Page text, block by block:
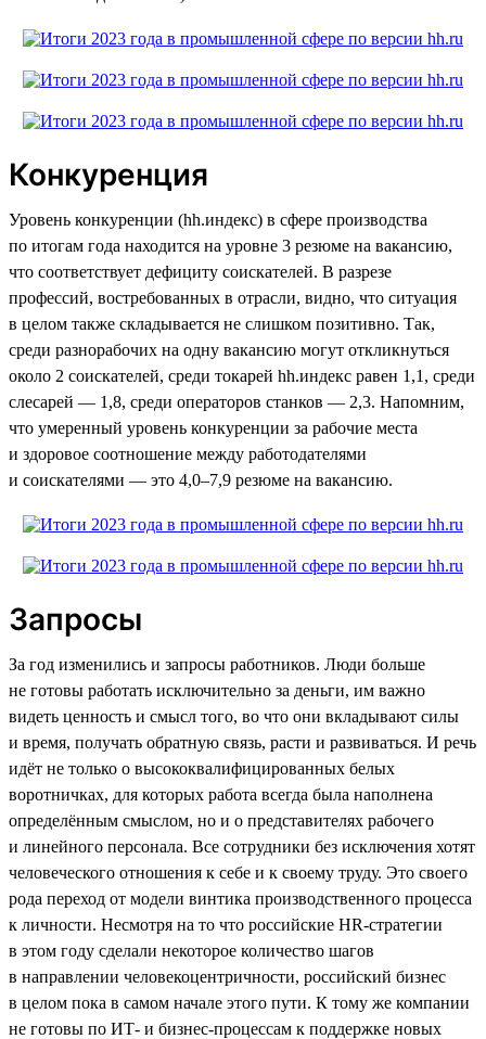
Конкуренция
Уровень конкуренции (hh.индекс) в сфере производства
по итогам года находится на уровне 3 резюме на вакансию,
что соответствует дефициту соискателей. В разрезе
профессий, востребованных в отрасли, видно, что ситуация
в целом также складывается не слишком позитивно. Так,
среди разнорабочих на одну вакансию могут откликнуться
около 2 соискателей, среди токарей hh.индекс равен 1,1, среди
слесарей — 1,8, среди операторов станков — 2,3. Напомним,
что умеренный уровень конкуренции за рабочие места
и здоровое соотношение между работодателями
и соискателями — это 4,0–7,9 резюме на вакансию.
Запросы
За год изменились и запросы работников. Люди больше
не готовы работать исключительно за деньги, им важно
видеть ценность и смысл того, во что они вкладывают силы
и время, получать обратную связь, расти и развиваться. И речь
идёт не только о высококвалифицированных белых
воротничках, для которых работа всегда была наполнена
определённым смыслом, но и о представителях рабочего
и линейного персонала. Все сотрудники без исключения хотят
человеческого отношения к себе и к своему труду. Это своего
рода переход от модели винтика производственного процесса
к личности. Несмотря на то что российские HR-стратегии
в этом году сделали некоторое количество шагов
в направлении человекоцентричности, российский бизнес
в целом пока в самом начале этого пути. К тому же компании
не готовы по ИТ- и бизнес-процессам к поддержке новых